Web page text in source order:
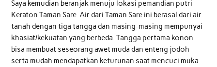
Saya kemudian beranjak menuju lokasi pemandian putri
Keraton Taman Sare. Air dari Taman Sare ini berasal dari air
tanah dengan tiga tangga dan masing-masing mempunyai
khasiat/kekuatan yang berbeda. Tangga pertama konon
bisa membuat seseorang awet muda dan enteng jodoh
serta mudah mendapatkan keturunan saat mencuci muka